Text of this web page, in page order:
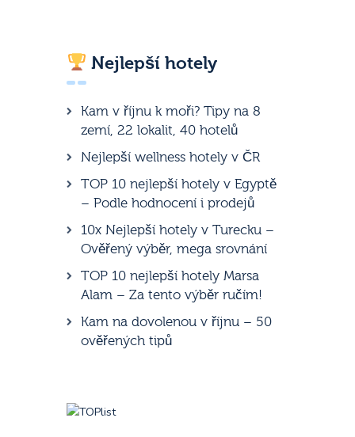
Nejlepší hotely
Kam v říjnu k moři? Tipy na 8
zemí, 22 lokalit, 40 hotelů
Nejlepší wellness hotely v ČR
TOP 10 nejlepší hotely v Egyptě
– Podle hodnocení i prodejů
10x Nejlepší hotely v Turecku –
Ověřený výběr, mega srovnání
TOP 10 nejlepší hotely Marsa
Alam – Za tento výběr ručím!
Kam na dovolenou v říjnu – 50
ověřených tipů